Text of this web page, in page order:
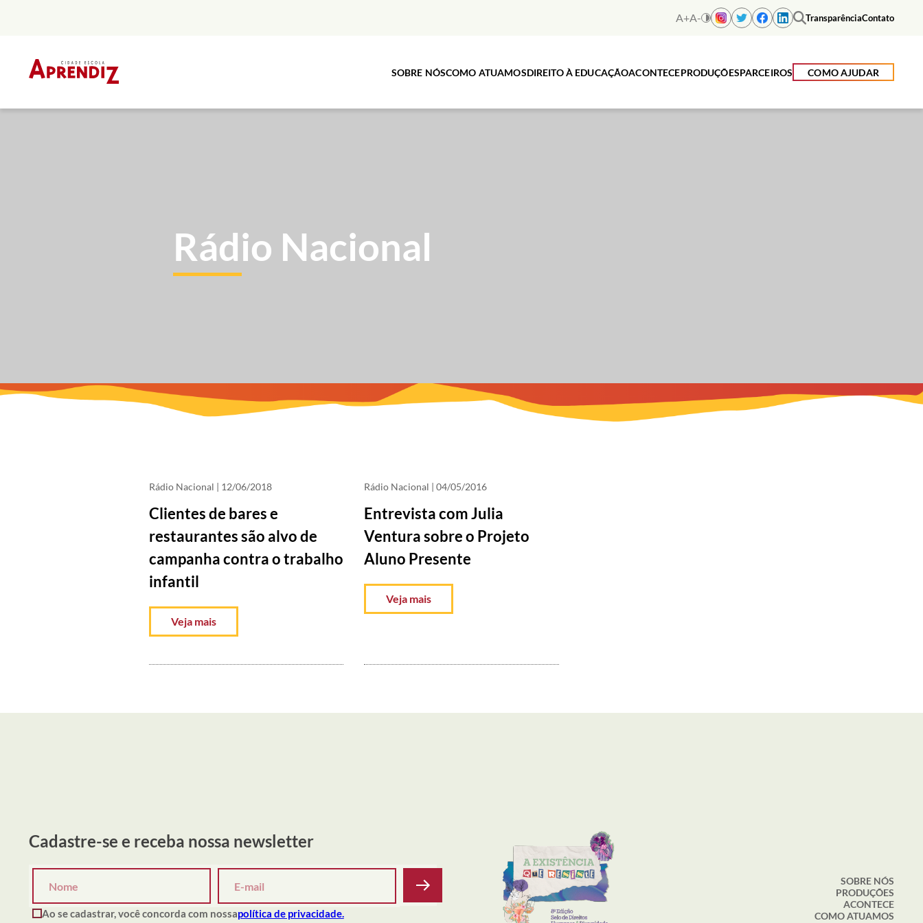
A+A- TransparênciaContato
SOBRE NÓSCOMO ATUAMOSDIREITO À EDUCAÇÃOACONTECEPRODUÇÕESPARCEIROS COMO AJUDAR
Rádio Nacional
Rádio Nacional | 12/06/2018
Clientes de bares e
restaurantes são alvo de
campanha contra o trabalho
infantil
Veja mais
Rádio Nacional | 04/05/2016
Entrevista com Julia
Ventura sobre o Projeto
Aluno Presente
Veja mais
Cadastre-se e receba nossa newsletter
Ao se cadastrar, você concorda com nossapolítica de privacidade.
SOBRE NÓS
PRODUÇÕES
ACONTECE
COMO ATUAMOS